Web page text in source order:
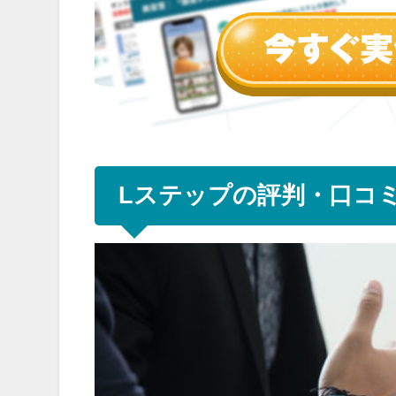
Lステップの評判・口コ